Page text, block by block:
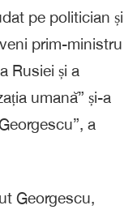
pe politician și
prim-ministru
Rusiei și a
umană” și-a
a
Georgescu,